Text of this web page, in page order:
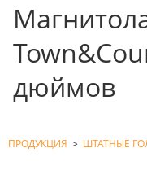
дюймов
ПРОДУКЦИЯ > ШТАТНЫЕ